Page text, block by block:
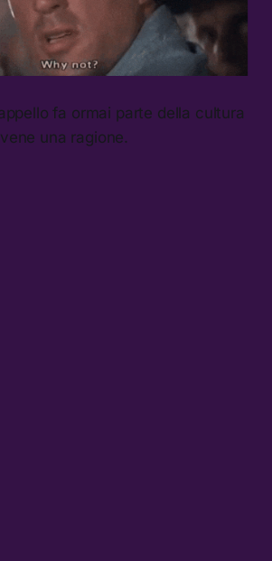
fa ormai parte della cultura
una ragione.